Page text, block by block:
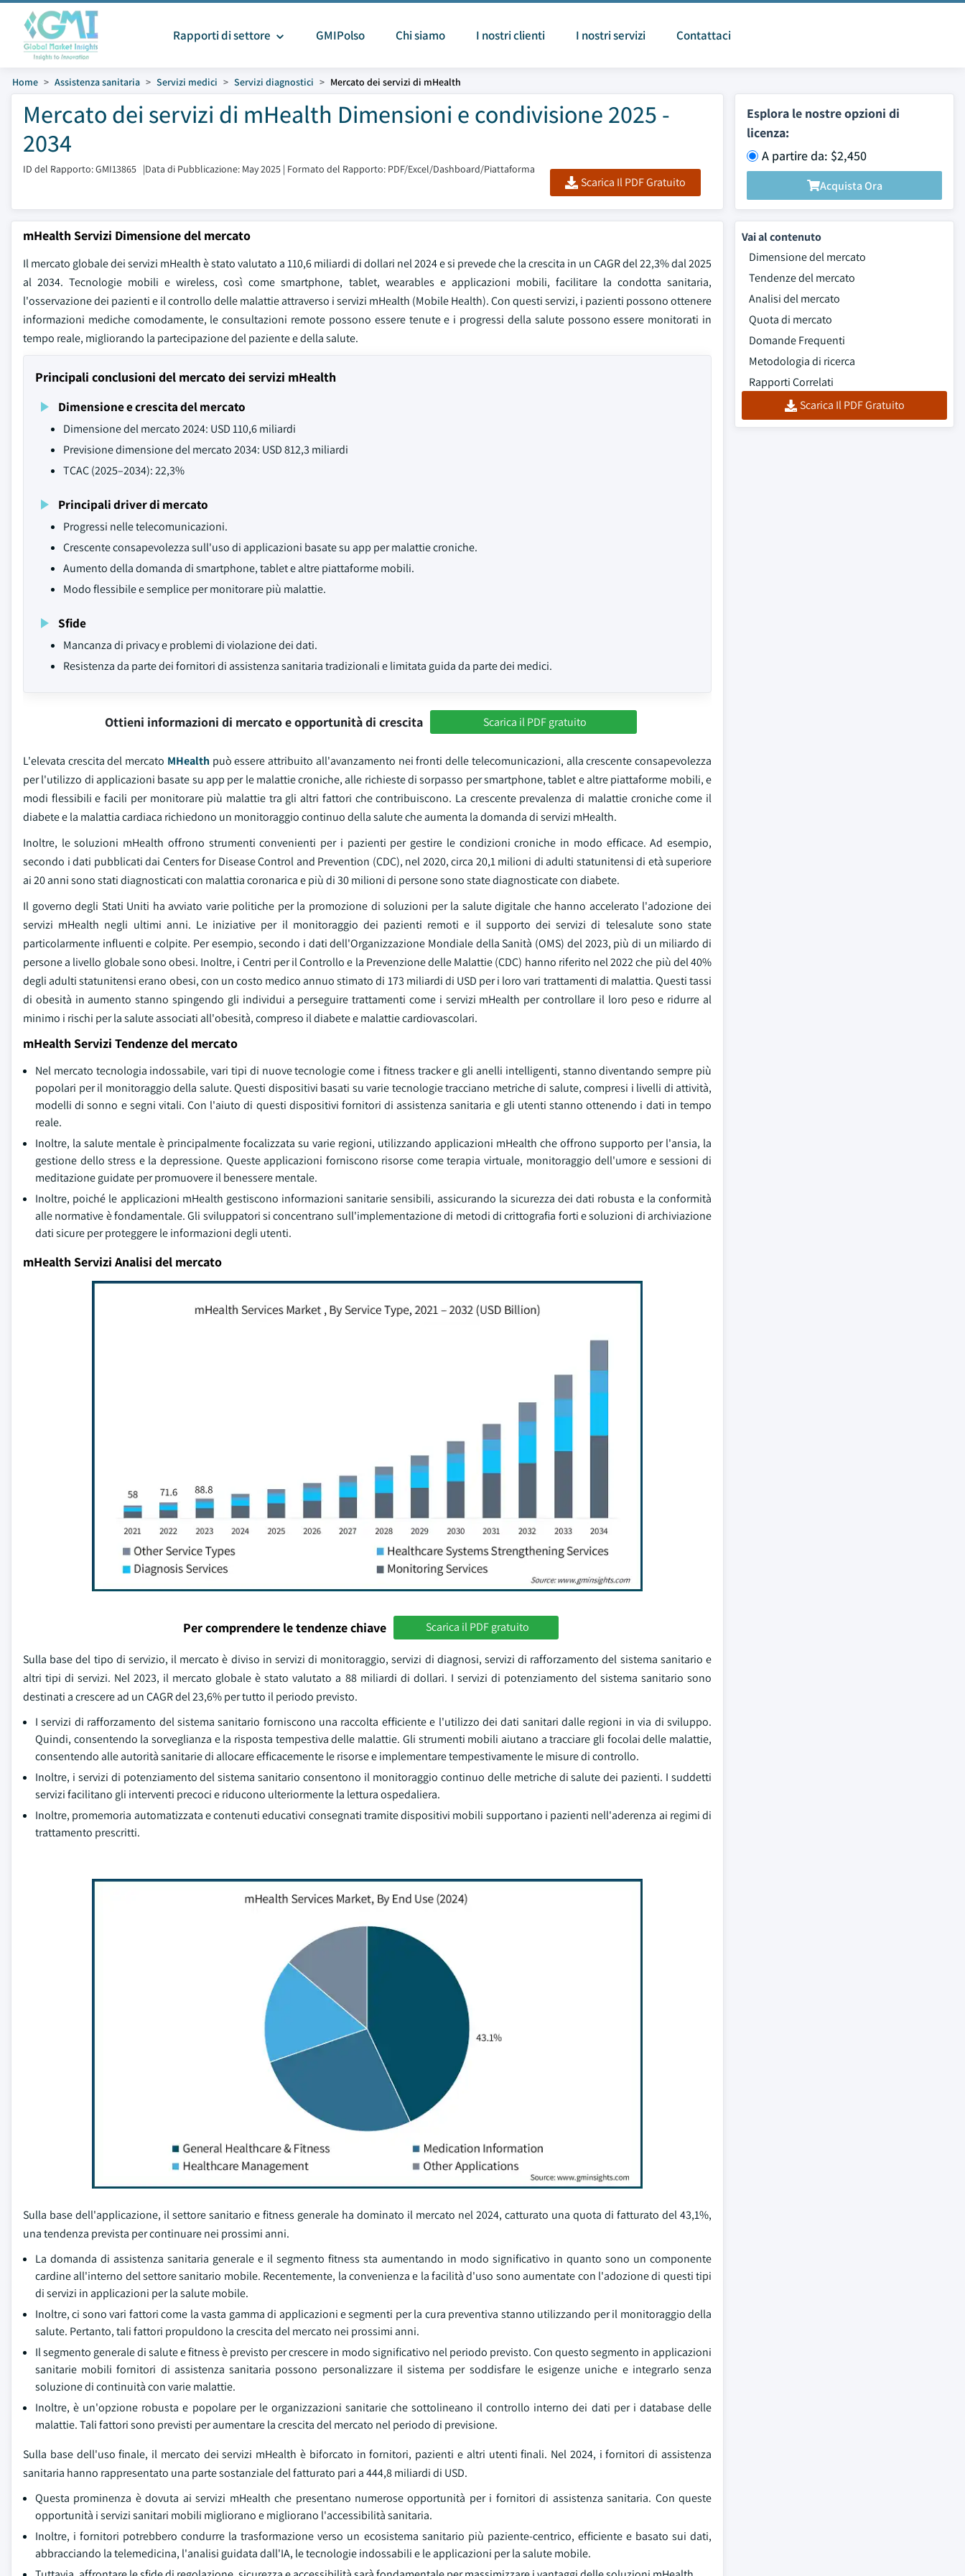
Rapporti di settore GMIPolso Chi siamo I nostri clienti I nostri servizi Contattaci
Home Assistenza sanitaria Servizi medici Servizi diagnostici Mercato dei servizi di mHealth
Mercato dei servizi di mHealth Dimensioni e condivisione 2025 -
2034
ID del Rapporto: GMI13865 |Data di Pubblicazione: May 2025 | Formato del Rapporto: PDF/Excel/Dashboard/Piattaforma
Scarica Il PDF Gratuito
Esplora le nostre opzioni di
licenza:
A partire da: $2,450
Acquista Ora
mHealth Servizi Dimensione del mercato
Il mercato globale dei servizi mHealth è stato valutato a 110,6 miliardi di dollari nel 2024 e si prevede che la crescita in un CAGR del 22,3% dal 2025
al 2034. Tecnologie mobili e wireless, così come smartphone, tablet, wearables e applicazioni mobili, facilitare la condotta sanitaria,
l'osservazione dei pazienti e il controllo delle malattie attraverso i servizi mHealth (Mobile Health). Con questi servizi, i pazienti possono ottenere
informazioni mediche comodamente, le consultazioni remote possono essere tenute e i progressi della salute possono essere monitorati in
tempo reale, migliorando la partecipazione del paziente e della salute.
Principali conclusioni del mercato dei servizi mHealth
Dimensione e crescita del mercato
Dimensione del mercato 2024: USD 110,6 miliardi
Previsione dimensione del mercato 2034: USD 812,3 miliardi
TCAC (2025–2034): 22,3%
Principali driver di mercato
Progressi nelle telecomunicazioni.
Crescente consapevolezza sull'uso di applicazioni basate su app per malattie croniche.
Aumento della domanda di smartphone, tablet e altre piattaforme mobili.
Modo flessibile e semplice per monitorare più malattie.
Sfide
Mancanza di privacy e problemi di violazione dei dati.
Resistenza da parte dei fornitori di assistenza sanitaria tradizionali e limitata guida da parte dei medici.
Ottieni informazioni di mercato e opportunità di crescita Scarica il PDF gratuito
L'elevata crescita del mercato MHealthpuò essere attribuito all'avanzamento nei fronti delle telecomunicazioni, alla crescente consapevolezza
per l'utilizzo di applicazioni basate su app per le malattie croniche, alle richieste di sorpasso per smartphone, tablet e altre piattaforme mobili, e
modi flessibili e facili per monitorare più malattie tra gli altri fattori che contribuiscono. La crescente prevalenza di malattie croniche come il
diabete e la malattia cardiaca richiedono un monitoraggio continuo della salute che aumenta la domanda di servizi mHealth.
Inoltre, le soluzioni mHealth offrono strumenti convenienti per i pazienti per gestire le condizioni croniche in modo efficace. Ad esempio,
secondo i dati pubblicati dai Centers for Disease Control and Prevention (CDC), nel 2020, circa 20,1 milioni di adulti statunitensi di età superiore
ai 20 anni sono stati diagnosticati con malattia coronarica e più di 30 milioni di persone sono state diagnosticate con diabete.
Il governo degli Stati Uniti ha avviato varie politiche per la promozione di soluzioni per la salute digitale che hanno accelerato l'adozione dei
servizi mHealth negli ultimi anni. Le iniziative per il monitoraggio dei pazienti remoti e il supporto dei servizi di telesalute sono state
particolarmente influenti e colpite. Per esempio, secondo i dati dell'Organizzazione Mondiale della Sanità (OMS) del 2023, più di un miliardo di
persone a livello globale sono obesi. Inoltre, i Centri per il Controllo e la Prevenzione delle Malattie (CDC) hanno riferito nel 2022 che più del 40%
degli adulti statunitensi erano obesi, con un costo medico annuo stimato di 173 miliardi di USD per i loro vari trattamenti di malattia. Questi tassi
di obesità in aumento stanno spingendo gli individui a perseguire trattamenti come i servizi mHealth per controllare il loro peso e ridurre al
minimo i rischi per la salute associati all'obesità, compreso il diabete e malattie cardiovascolari.
mHealth Servizi Tendenze del mercato
Nel mercato tecnologia indossabile, vari tipi di nuove tecnologie come i fitness tracker e gli anelli intelligenti, stanno diventando sempre più
popolari per il monitoraggio della salute. Questi dispositivi basati su varie tecnologie tracciano metriche di salute, compresi i livelli di attività,
modelli di sonno e segni vitali. Con l'aiuto di questi dispositivi fornitori di assistenza sanitaria e gli utenti stanno ottenendo i dati in tempo
reale.
Inoltre, la salute mentale è principalmente focalizzata su varie regioni, utilizzando applicazioni mHealth che offrono supporto per l'ansia, la
gestione dello stress e la depressione. Queste applicazioni forniscono risorse come terapia virtuale, monitoraggio dell'umore e sessioni di
meditazione guidate per promuovere il benessere mentale.
Inoltre, poiché le applicazioni mHealth gestiscono informazioni sanitarie sensibili, assicurando la sicurezza dei dati robusta e la conformità
alle normative è fondamentale. Gli sviluppatori si concentrano sull'implementazione di metodi di crittografia forti e soluzioni di archiviazione
dati sicure per proteggere le informazioni degli utenti.
mHealth Servizi Analisi del mercato
Per comprendere le tendenze chiave Scarica il PDF gratuito
Sulla base del tipo di servizio, il mercato è diviso in servizi di monitoraggio, servizi di diagnosi, servizi di rafforzamento del sistema sanitario e
altri tipi di servizi. Nel 2023, il mercato globale è stato valutato a 88 miliardi di dollari. I servizi di potenziamento del sistema sanitario sono
destinati a crescere ad un CAGR del 23,6% per tutto il periodo previsto.
I servizi di rafforzamento del sistema sanitario forniscono una raccolta efficiente e l'utilizzo dei dati sanitari dalle regioni in via di sviluppo.
Quindi, consentendo la sorveglianza e la risposta tempestiva delle malattie. Gli strumenti mobili aiutano a tracciare gli focolai delle malattie,
consentendo alle autorità sanitarie di allocare efficacemente le risorse e implementare tempestivamente le misure di controllo.
Inoltre, i servizi di potenziamento del sistema sanitario consentono il monitoraggio continuo delle metriche di salute dei pazienti. I suddetti
servizi facilitano gli interventi precoci e riducono ulteriormente la lettura ospedaliera.
Inoltre, promemoria automatizzata e contenuti educativi consegnati tramite dispositivi mobili supportano i pazienti nell'aderenza ai regimi di
trattamento prescritti.
Sulla base dell'applicazione, il settore sanitario e fitness generale ha dominato il mercato nel 2024, catturato una quota di fatturato del 43,1%,
una tendenza prevista per continuare nei prossimi anni.
La domanda di assistenza sanitaria generale e il segmento fitness sta aumentando in modo significativo in quanto sono un componente
cardine all'interno del settore sanitario mobile. Recentemente, la convenienza e la facilità d'uso sono aumentate con l'adozione di questi tipi
di servizi in applicazioni per la salute mobile.
Inoltre, ci sono vari fattori come la vasta gamma di applicazioni e segmenti per la cura preventiva stanno utilizzando per il monitoraggio della
salute. Pertanto, tali fattori propuldono la crescita del mercato nei prossimi anni.
Il segmento generale di salute e fitness è previsto per crescere in modo significativo nel periodo previsto. Con questo segmento in applicazioni
sanitarie mobili fornitori di assistenza sanitaria possono personalizzare il sistema per soddisfare le esigenze uniche e integrarlo senza
soluzione di continuità con varie malattie.
Inoltre, è un'opzione robusta e popolare per le organizzazioni sanitarie che sottolineano il controllo interno dei dati per i database delle
malattie. Tali fattori sono previsti per aumentare la crescita del mercato nel periodo di previsione.
Sulla base dell'uso finale, il mercato dei servizi mHealth è biforcato in fornitori, pazienti e altri utenti finali. Nel 2024, i fornitori di assistenza
sanitaria hanno rappresentato una parte sostanziale del fatturato pari a 444,8 miliardi di USD.
Questa prominenza è dovuta ai servizi mHealth che presentano numerose opportunità per i fornitori di assistenza sanitaria. Con queste
opportunità i servizi sanitari mobili migliorano e migliorano l'accessibilità sanitaria.
Inoltre, i fornitori potrebbero condurre la trasformazione verso un ecosistema sanitario più paziente-centrico, efficiente e basato sui dati,
abbracciando la telemedicina, l'analisi guidata dall'IA, le tecnologie indossabili e le applicazioni per la salute mobile.
Vai al contenuto
Dimensione del mercato
Tendenze del mercato
Analisi del mercato
Quota di mercato
Domande Frequenti
Metodologia di ricerca
Rapporti Correlati
Scarica Il PDF Gratuito